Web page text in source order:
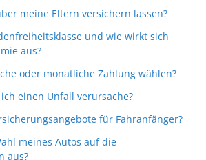
meine Eltern versichern lassen?
und wie wirkt sich
aus?
oder monatliche Zahlung wählen?
einen Unfall verursache?
für Fahranfänger?
meines Autos auf die
aus?